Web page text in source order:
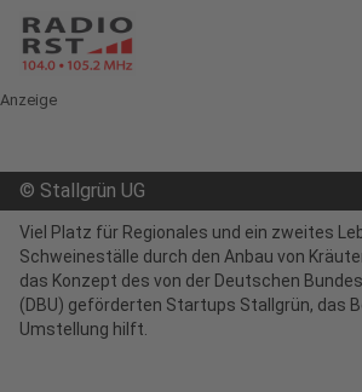
Anzeige
© Stallgrün UG
Viel Platz für Regionales und ein zweites
Schweineställe durch den Anbau von
das Konzept des von der Deutschen
(DBU) geförderten Startups Stallgrün, das
Umstellung hilft.